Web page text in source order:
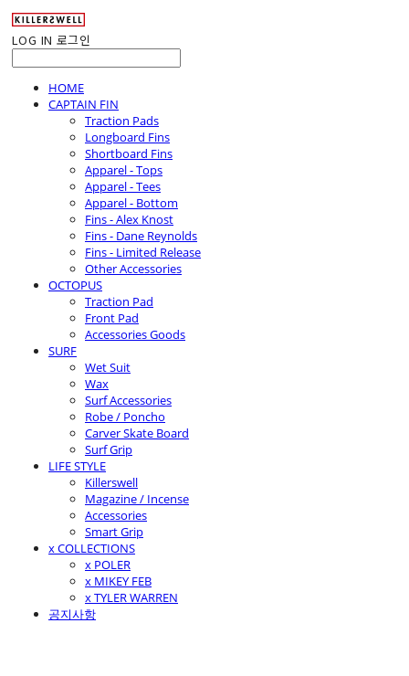
LOG IN 로그인
HOME
CAPTAIN FIN
Traction Pads
Longboard Fins
Shortboard Fins
Apparel - Tops
Apparel - Tees
Apparel - Bottom
Fins - Alex Knost
Fins - Dane Reynolds
Fins - Limited Release
Other Accessories
OCTOPUS
Traction Pad
Front Pad
Accessories Goods
SURF
Wet Suit
Wax
Surf Accessories
Robe / Poncho
Carver Skate Board
Surf Grip
LIFE STYLE
Killerswell
Magazine / Incense
Accessories
Smart Grip
x COLLECTIONS
x POLER
x MIKEY FEB
x TYLER WARREN
공지사항